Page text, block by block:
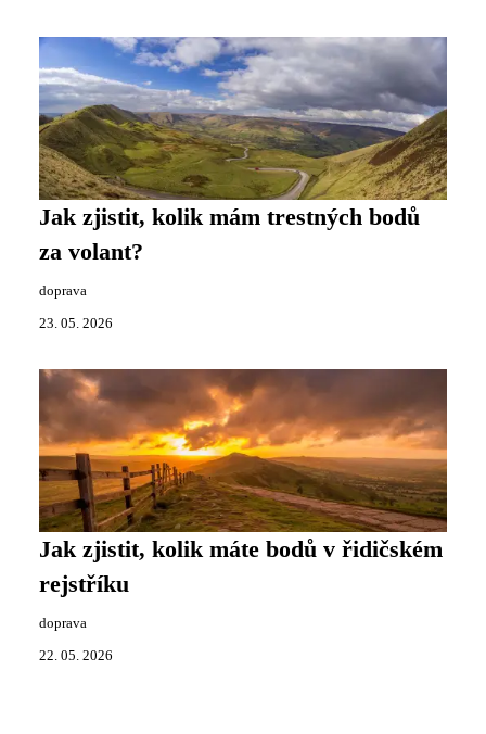
Jak zjistit, kolik mám trestných bodů
za volant?
doprava
23. 05. 2026
Jak zjistit, kolik máte bodů v řidičském
rejstříku
doprava
22. 05. 2026